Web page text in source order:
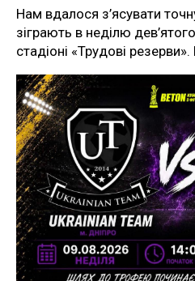
Нам вдалося з’ясувати
зіграють в неділю
стадіоні «Трудові